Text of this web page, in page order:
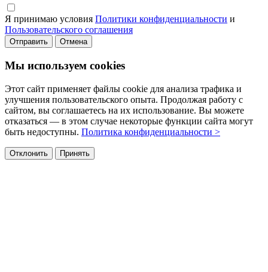
Я принимаю условия Политики конфиденциальности и
Пользовательского соглашения
Отправить Отмена
Мы используем cookies
Этот сайт применяет файлы cookie для анализа трафика и
улучшения пользовательского опыта. Продолжая работу с
сайтом, вы соглашаетесь на их использование. Вы можете
отказаться — в этом случае некоторые функции сайта могут
быть недоступны. Политика конфиденциальности >
Отклонить Принять